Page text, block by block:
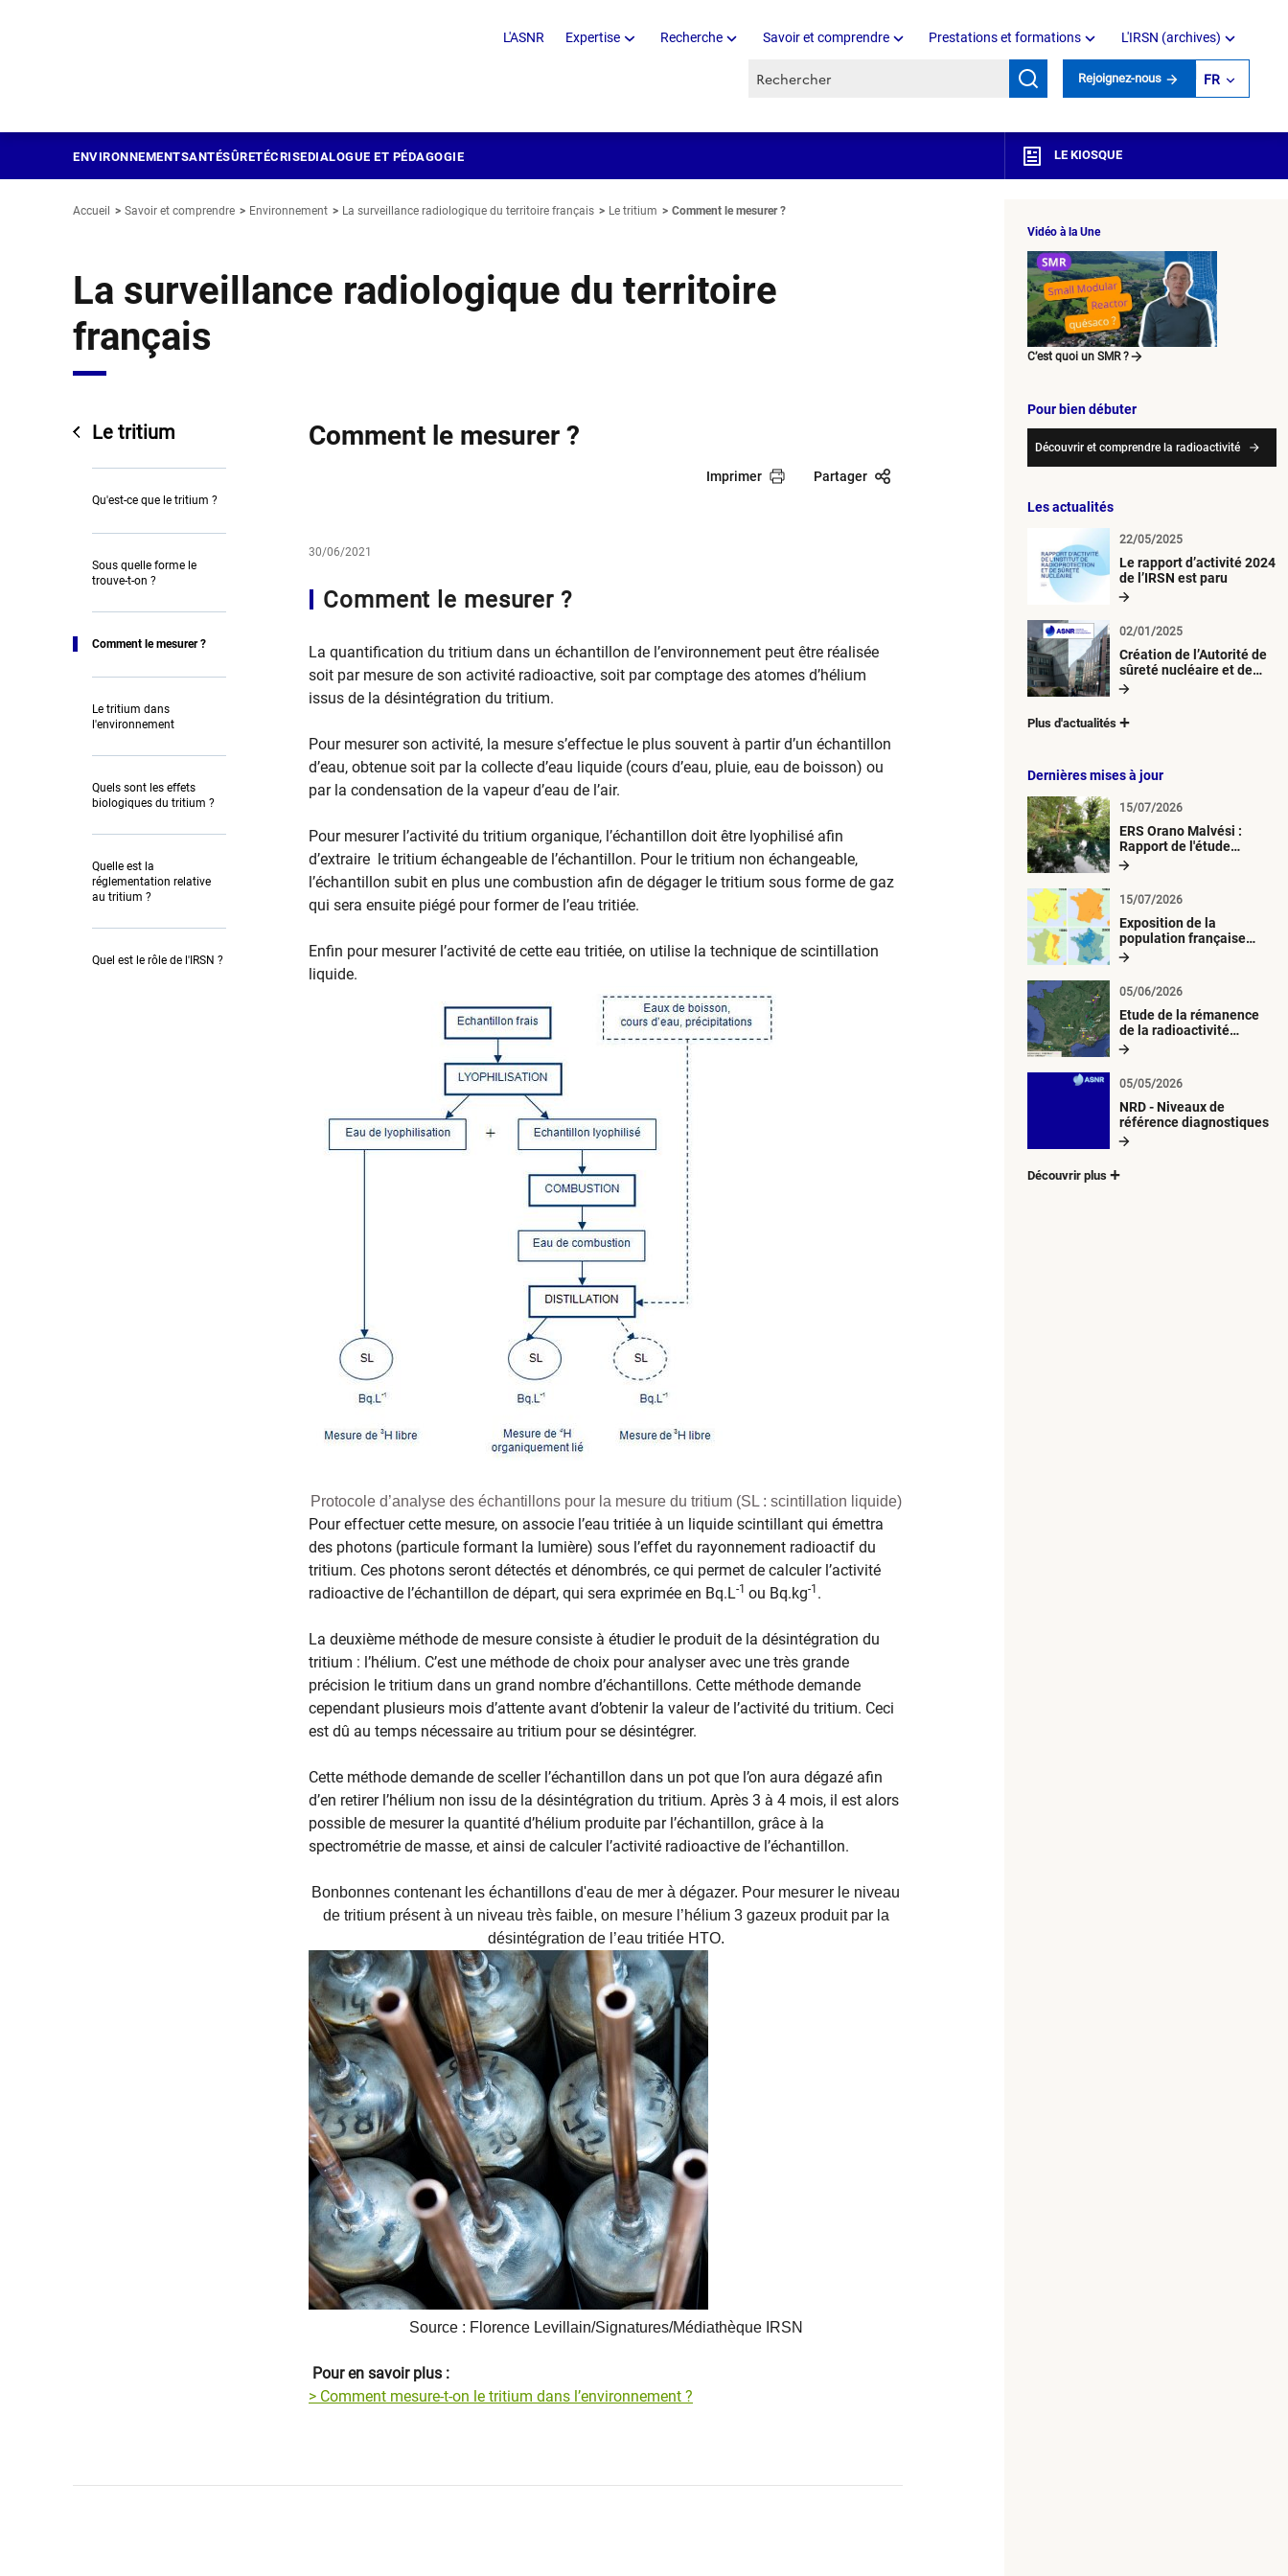
L'ASNR Expertise Recherche Savoir et comprendre Prestations et formations L'IRSN (archives)
Recherche par mots clés Rejoignez-nous FR
ENVIRONNEMENTSANTÉSÛRETÉCRISEDIALOGUE ET PÉDAGOGIE LE KIOSQUE
Accueil Savoir et comprendre Environnement La surveillance radiologique du territoire français Le tritium Comment le mesurer ?
La surveillance radiologique du territoire
français
Le tritium
Qu'est-ce que le tritium ?
Sous quelle forme le
trouve-t-on ?
Comment le mesurer ?
Le tritium dans
l'environnement
Quels sont les effets
biologiques du tritium ?
Quelle est la
réglementation relative
au tritium ?
Quel est le rôle de l'IRSN ?
Comment le mesurer ?
Imprimer Partager
30/06/2021
​​Comment le mesurer ?
La quantification du tritium dans un échantillon de l’environnement peut être réalisée
soit par mesure de son activité radioactive, soit par comptage des atomes d’hélium
issus de la désintégration du tritium.
Pour mesurer son activité, la mesure s’effectue le plus souvent à partir d’un échantillon
d’eau, obtenue soit par la collecte d’eau liquide (cours d’eau, pluie, eau de boisson) ou
par la condensation de la vapeur d’eau de l’air.
Pour mesurer l’activité du tritium organique, l’échantillon doit être lyophilisé afin
d’extraire le tritium échangeable de l’échantillon. Pour le tritium non échangeable,
l’échantillon subit en plus une combustion afin de dégager le tritium sous forme de gaz
qui sera ensuite piégé pour former de l’eau tritiée.
Enfin pour mesurer l’activité de cette eau tritiée, on utilise la technique de scintillation
liquide.
Protocole d’analyse des échantillons pour la mesure du tritium (SL : scintillation liquide)
Pour effectuer cette mesure, on associe l’eau tritiée à un liquide scintillant qui émettra
des photons (particule formant la lumière) sous l’effet du rayonnement radioactif du
tritium. Ces photons seront détectés et dénombrés, ce qui permet de calculer l’activité
radioactive de l’échantillon de départ, qui sera exprimée en Bq.L-1 ou Bq.kg-1 .
La deuxième méthode de mesure consiste ​à étudier le produit de la désintégration du
tritium : l’hélium. C’est une méthode de choix pour analyser avec une très grande
précision le tritium dans un grand nombre d’échantillons. Cette méthode demande
cependant plusieurs mois d’attente avant d’obtenir la valeur de l’activité du tritium. Ceci
est dû au temps nécessaire au tritium pour se désintégrer.
Cette méthode demande de sceller l’échantillon dans un pot que l’on aura dégazé afin
d’en retirer l’hélium non issu de la désintégration du tritium. Après 3 à 4 mois, il est alors
possible de mesurer la quantité d’hélium produite par l’échantillon, grâce à la
spectrométrie de masse, et ainsi de calculer l’activité radioactive de l’échantillon.
Bonbonnes contenant les échantillons d'eau de mer à dégazer. Pour mesurer le niveau
de tritium présent à un niveau très faible, on mesure l’hélium 3 gazeux produit par la
désintégration de l’eau tritiée HTO.
Source : Florence Levillain/Signatures/Médiathèque IRSN
Pour en​ savoir plus :
> ​Comment mesure-t-on le tritium dans l’environnement ?
Vidéo à la Une
C’est quoi un SMR ?
Pour bien débuter
Découvrir et comprendre la radioactivité
Les actualités
Le rapport d’activité 2024
de l’IRSN est paru
22/05/2025
Création de l’Autorité de
sûreté nucléaire et de
radioprotection (ASNR)
02/01/2025
Plus d'actualités
Dernières mises à jour
ERS Orano Malvési :
Rapport de l'étude
radiologique du milieu
15/07/2026
Exposition de la
population française
métropolitaine aux
atmosphériques
radioactives depuis 1945
15/07/2026
Etude de la rémanence
de la radioactivité
d’origine artificielle
05/06/2026
NRD - Niveaux de
référence diagnostiques
05/05/2026
Découvrir plus